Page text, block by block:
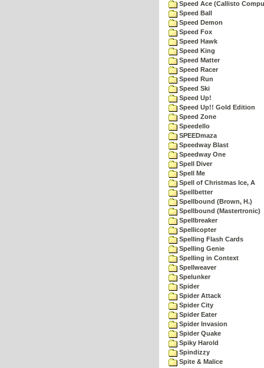
Speed Ace (Callisto
Speed Ball
Speed Demon
Speed Fox
Speed Hawk
Speed King
Speed Matter
Speed Racer
Speed Run
Speed Ski
Speed Up!
Speed Up!! Gold Edition
Speed Zone
Speedello
SPEEDmaza
Speedway Blast
Speedway One
Spell Diver
Spell Me
Spell of Christmas Ice, A
Spellbetter
Spellbound (Brown, H.)
Spellbound (Mastertronic)
Spellbreaker
Spellicopter
Spelling Flash Cards
Spelling Genie
Spelling in Context
Spellweaver
Spelunker
Spider
Spider Attack
Spider City
Spider Eater
Spider Invasion
Spider Quake
Spiky Harold
Spindizzy
Spite & Malice